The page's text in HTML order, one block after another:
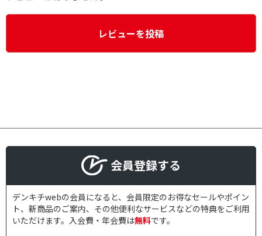
レビューを投稿
会員登録する
デンキチwebの会員になると、会員限定のお得なセールやポイン
ト、新商品のご案内、その他便利なサービスなどの特典をご利用
いただけます。入会費・年会費は無料です。